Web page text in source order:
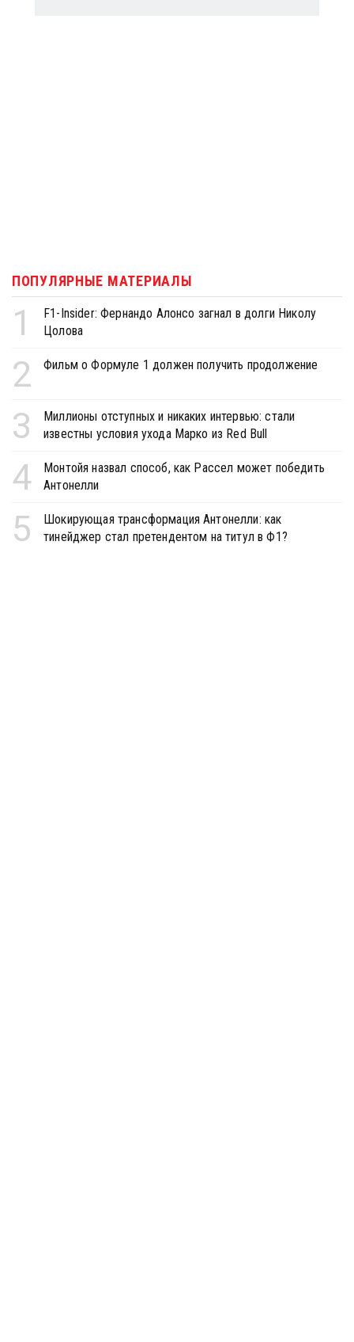
ПОПУЛЯРНЫЕ МАТЕРИАЛЫ
1
F1-Insider: Фернандо Алонсо загнал в долги Николу
Цолова
2 Фильм о Формуле 1 должен получить продолжение
3
Миллионы отступных и никаких интервью: стали
известны условия ухода Марко из Red Bull
4
Монтойя назвал способ, как Рассел может победить
Антонелли
5
Шокирующая трансформация Антонелли: как
тинейджер стал претендентом на титул в Ф1?